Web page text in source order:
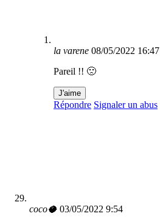
la varene 08/05/2022 16:47
Pareil !! 🙁
J'aime
Répondre Signaler un abus
coco🥥 03/05/2022 9:54